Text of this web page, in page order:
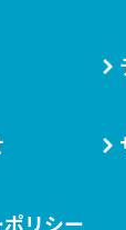
リシー